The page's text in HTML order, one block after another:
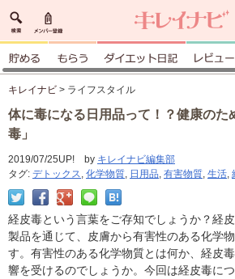
キレイナビ > ライフスタイル
体に毒になる日用品って！？健康のた
毒」
2019/07/25UP! by キレイナビ編集部
タグ: デトックス, 化学物質, 日用品, 有害物質, 生活,
経皮毒という言葉をご存知でしょうか？経
製品を通じて、皮膚から有害性のある化学
す。有害性のある化学物質とは何か、経皮
響を受けるのでしょうか。今回は経皮毒に